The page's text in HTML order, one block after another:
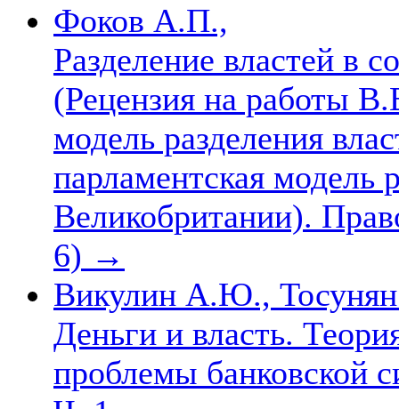
Фоков А.П.,
Разделение властей в
(Рецензия на работы
модель разделения
парламентская модель
Великобритании).
6) →
Викулин А.Ю.,
Деньги и власть.
проблемы банковской